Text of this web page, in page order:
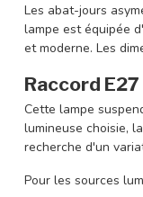
Les abat-jours
lampe est équipée
et moderne. Les
Raccord E27
Cette lampe
lumineuse choisie,
recherche d'un
Pour les sources